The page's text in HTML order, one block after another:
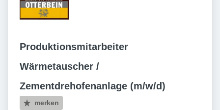
Produktionsmitarbeiter
Wärmetauscher /
Zementdrehofenanlage (m/w/d)
merken